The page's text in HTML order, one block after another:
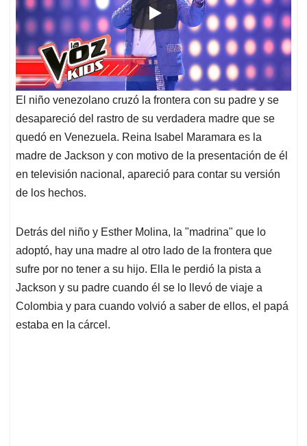
El niño venezolano cruzó la frontera con su padre y se
desapareció del rastro de su verdadera madre que se
quedó en Venezuela. Reina Isabel Maramara es la
madre de Jackson y con motivo de la presentación de él
en televisión nacional, apareció para contar su versión
de los hechos.
Detrás del niño y Esther Molina, la "madrina" que lo
adoptó, hay una madre al otro lado de la frontera que
sufre por no tener a su hijo. Ella le perdió la pista a
Jackson y su padre cuando él se lo llevó de viaje a
Colombia y para cuando volvió a saber de ellos, el papá
estaba en la cárcel.